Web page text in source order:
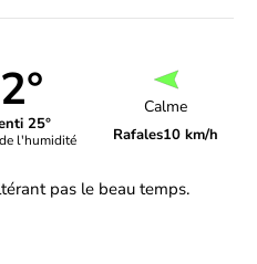
25°
l'humidité
Calme
Rafales10 km/h
pas le beau temps.